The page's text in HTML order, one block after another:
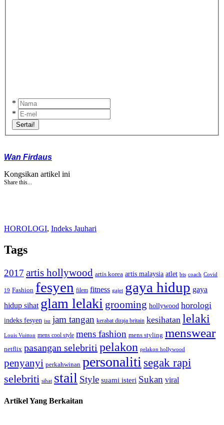
*
*
Sertai!
Wan Firdaus
Kongsikan artikel ini
Share this...
HOROLOGI, Indeks Jauhari
Tags
2017 artis hollywood artis korea artis malaysia atlet bts coach Covid
19 Fashion fesyen filem fitness gajet gaya hidup gaya
hidup sihat glam lelaki grooming hollywood horologi
indeks fesyen isu jam tangan kerabat diraja britain kesihatan lelaki
Louis Vuitton mens cool style mens fashion mens styling menswear
netflix pasangan selebriti pelakon pelakon hollywood
penyanyi perkahwinan personaliti segak rapi
selebriti sihat stail Style suami isteri Sukan viral
Artikel Yang Berkaitan